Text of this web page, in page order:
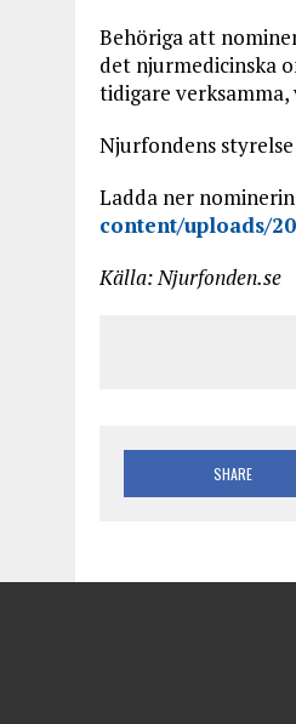
Behöriga att
det njurmedicinska
tidigare verksamma,
Njurfondens
Ladda ner
content/uploads/
Källa: Njurfonden.se
SHARE